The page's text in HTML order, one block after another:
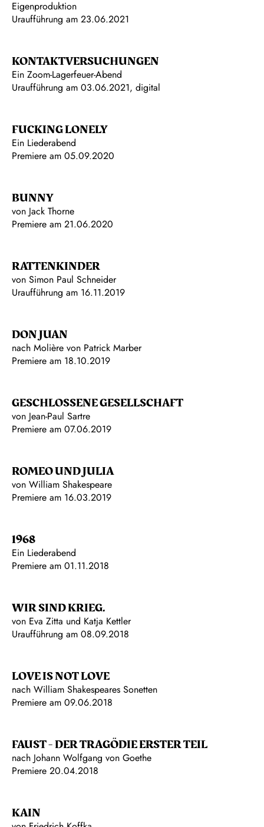
Eigenproduktion
Uraufführung am 23.06.2021
KONTAKTVERSUCHUNGEN
Ein Zoom-Lagerfeuer-Abend
Uraufführung am 03.06.2021, digital
FUCKING LONELY
Ein Liederabend
Premiere am 05.09.2020
BUNNY
von Jack Thorne
Premiere am 21.06.2020
RATTENKINDER
von Simon Paul Schneider
Uraufführung am 16.11.2019
DON JUAN
nach Molière von Patrick Marber
Premiere am 18.10.2019
GESCHLOSSENE GESELLSCHAFT
von Jean-Paul Sartre
Premiere am 07.06.2019
ROMEO UND JULIA
von William Shakespeare
Premiere am 16.03.2019
1968
Ein Liederabend
Premiere am 01.11.2018
WIR SIND KRIEG.
von Eva Zitta und Katja Kettler
Uraufführung am 08.09.2018
LOVE IS NOT LOVE
nach William Shakespeares Sonetten
Premiere am 09.06.2018
FAUST - DER TRAGÖDIE ERSTER TEIL
nach Johann Wolfgang von Goethe
Premiere 20.04.2018
KAIN